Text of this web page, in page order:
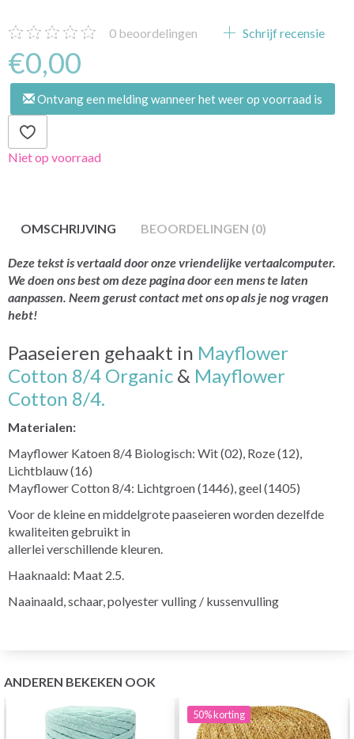
0 beoordelingen Schrijf recensie
€0,00
Ontvang een melding wanneer het weer op voorraad is
Niet op voorraad
OMSCHRIJVING BEOORDELINGEN (0)
Deze tekst is vertaald door onze vriendelijke vertaalcomputer.
We doen ons best om deze pagina door een mens te laten
aanpassen. Neem gerust contact met ons op als je nog vragen
hebt!
Paaseieren gehaakt in Mayflower
Cotton 8/4 Organic & Mayflower
Cotton 8/4.
Materialen:
Mayflower Katoen 8/4 Biologisch: Wit (02), Roze (12),
Lichtblauw (16)
Mayflower Cotton 8/4: Lichtgroen (1446), geel (1405)
Voor de kleine en middelgrote paaseieren worden dezelfde
kwaliteiten gebruikt in
allerlei verschillende kleuren.
Haaknaald: Maat 2.5.
Naainaald, schaar, polyester vulling / kussenvulling
ANDEREN BEKEKEN OOK
50%korting